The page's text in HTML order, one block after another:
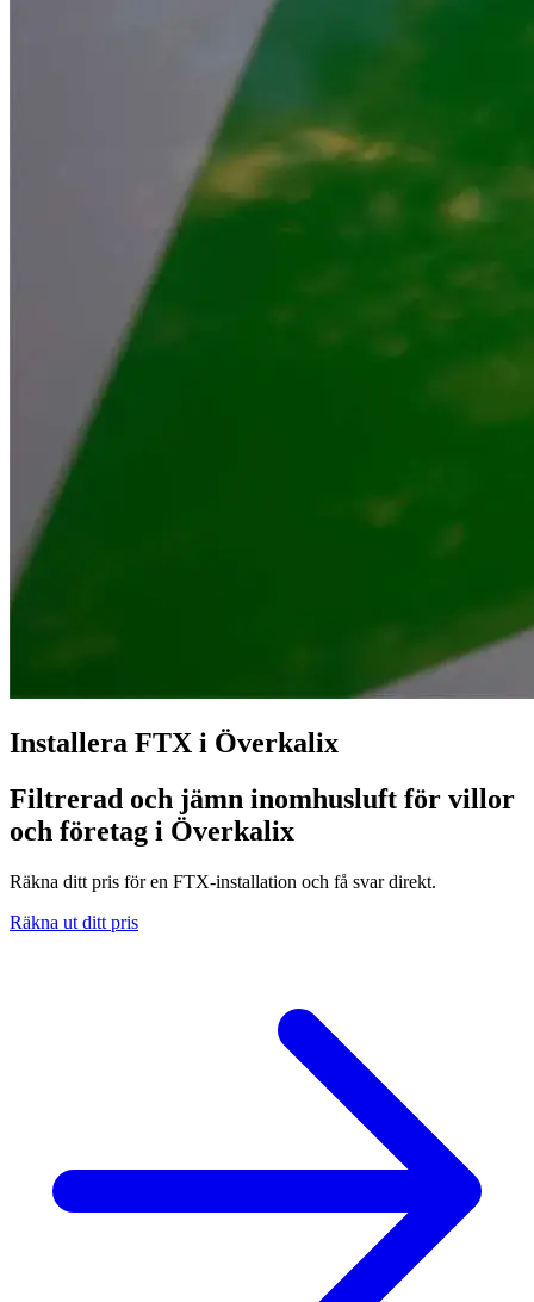
Installera FTX i Överkalix
Filtrerad och jämn inomhusluft för villor
och företag i Överkalix
Räkna ditt pris för en FTX-installation och få svar direkt.
Räkna ut ditt pris